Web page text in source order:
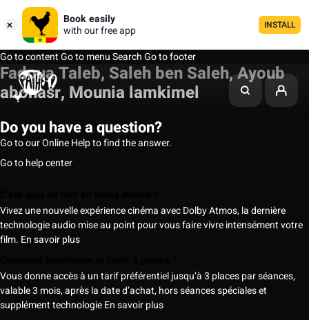
Book easily
with our free app
INSTALL
Go to contentGo to menuSearchGo to footer
Fadoua Taleb, Saleh ben Saleh, Ayoub
abonasr, Mounia lamkimel
Do you have a question?
Go to our Online Help to find the answer.
Go to help center
Vivez une nouvelle expérience cinéma avec Dolby Atmos, la dernière
technologie audio mise au point pour vous faire vivre intensément votre
film. En savoir plus
Vous donne accès à un tarif préférentiel jusqu’à 3 places par séances,
valable 3 mois, après la date d’achat, hors séances spéciales et
supplément technologieEn savoir plus